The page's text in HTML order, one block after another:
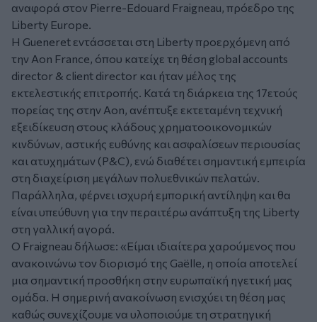
αναφορά στον Pierre-Edouard Fraigneau, πρόεδρο της
Liberty Europe.
Η Gueneret εντάσσεται στη Liberty προερχόμενη από
την Aon France, όπου κατείχε τη θέση global accounts
director & client director και ήταν μέλος της
εκτελεστικής επιτροπής. Κατά τη διάρκεια της 17ετούς
πορείας της στην Aon, ανέπτυξε εκτεταμένη τεχνική
εξειδίκευση στους κλάδους χρηματοοικονομικών
κινδύνων, αστικής ευθύνης και ασφαλίσεων περιουσίας
και ατυχημάτων (P&C), ενώ διαθέτει σημαντική εμπειρία
στη διαχείριση μεγάλων πολυεθνικών πελατών.
Παράλληλα, φέρνει ισχυρή εμπορική αντίληψη και θα
είναι υπεύθυνη για την περαιτέρω ανάπτυξη της Liberty
στη γαλλική αγορά.
Ο Fraigneau δήλωσε: «Είμαι ιδιαίτερα χαρούμενος που
ανακοινώνω τον διορισμό της Gaëlle, η οποία αποτελεί
μια σημαντική προσθήκη στην ευρωπαϊκή ηγετική μας
ομάδα. Η σημερινή ανακοίνωση ενισχύει τη θέση μας
καθώς συνεχίζουμε να υλοποιούμε τη στρατηγική